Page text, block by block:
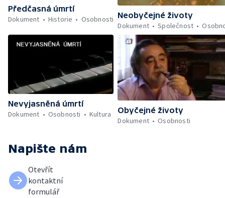
Předčasná úmrtí
Dokument
Historie Osobnosti Neobyčejné životy
Dokument
Společnost
Nevyjasněná úmrtí
Dokument
Osobnosti Kultura
Obyčejné životy
Dokument
Osobnosti
Napište nám
Otevřít
kontaktní
formulář